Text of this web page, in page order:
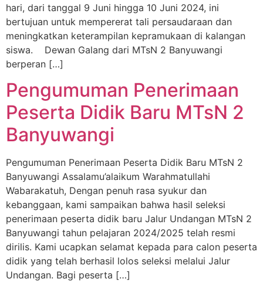
hari, dari tanggal 9 Juni hingga 10 Juni 2024, ini
bertujuan untuk mempererat tali persaudaraan dan
meningkatkan keterampilan kepramukaan di kalangan
siswa. Dewan Galang dari MTsN 2 Banyuwangi
berperan […]
Pengumuman Penerimaan
Peserta Didik Baru MTsN 2
Banyuwangi
Pengumuman Penerimaan Peserta Didik Baru MTsN 2
Banyuwangi Assalamu’alaikum Warahmatullahi
Wabarakatuh, Dengan penuh rasa syukur dan
kebanggaan, kami sampaikan bahwa hasil seleksi
penerimaan peserta didik baru Jalur Undangan MTsN 2
Banyuwangi tahun pelajaran 2024/2025 telah resmi
dirilis. Kami ucapkan selamat kepada para calon peserta
didik yang telah berhasil lolos seleksi melalui Jalur
Undangan. Bagi peserta […]